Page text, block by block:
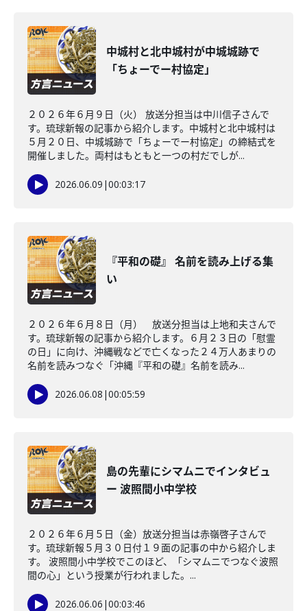
中城村と北中城村が中城城跡で
「ちょーでー村協定」
２０２６年６月９日（火） 放送分担当は中川信子さんで
す。琉球新報の記事から紹介します。中城村と北中城村は
５月２０日、中城城跡で「ちょーでー村協定」の締結式を
開催しました。両村はもともと一つの村だでしが...
2026.06.09 |00:03:17
『平和の礎』 名前を読み上げる集
い
２０２６年６月８日（月） 放送分担当は上地和夫さんで
す。琉球新報の記事から紹介します。６月２３日の「慰霊
の日」に向け、沖縄戦などで亡くなった２４万人あまりの
名前を読みつなぐ「沖縄『平和の礎』名前を読み...
2026.06.08 |00:05:59
島の先輩にシマムニでインタビュ
ー 波照間小中学校
２０２６年６月５日（金）放送分担当は赤嶺啓子さんで
す。琉球新報５月３０日付１９面の記事の中から紹介しま
す。 波照間小中学校でこのほど、「シマムニでつなぐ波照
間の心」という授業が行われました。...
2026.06.06 |00:03:46